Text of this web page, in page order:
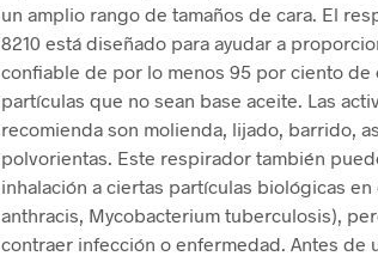
un amplio rango de tamaños de cara. El
8210 está diseñado para ayudar a
confiable de por lo menos 95 por ciento
partículas que no sean base aceite. Las
recomienda son molienda, lijado, barrido,
polvorientas. Este respirador también
inhalación a ciertas partículas biológicas
anthracis, Mycobacterium tuberculosis),
contraer infección o enfermedad. Antes de